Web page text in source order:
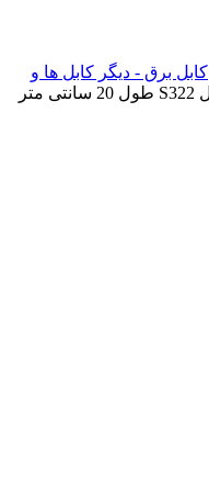
کابل برق - دیگر کابل ها و